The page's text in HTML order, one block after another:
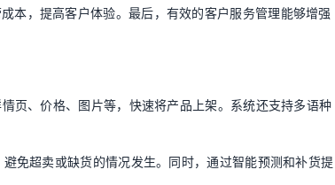
本，提高客户体验。最后，有效的客户服务管理能够增强
页、价格、图片等，快速将产品上架。系统还支持多语种
免超卖或缺货的情况发生。同时，通过智能预测和补货提